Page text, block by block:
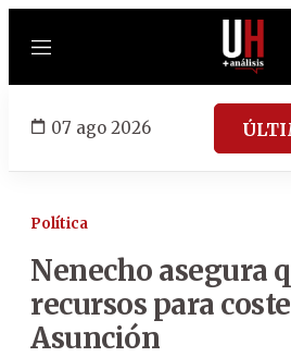
Menú
07 ago 2026
Política
Nenecho asegura
recursos para
Asunción